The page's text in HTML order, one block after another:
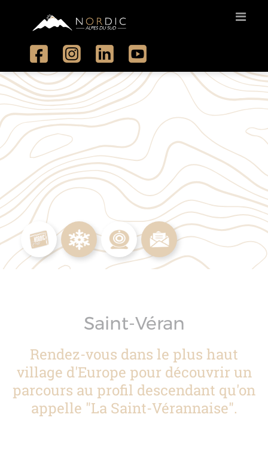
Saint-Véran
Rendez-vous dans le plus haut
village d'Europe pour découvrir un
parcours au profil descendant qu'on
appelle "La Saint-Vérannaise".